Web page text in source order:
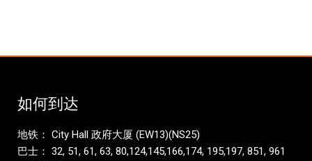
如何到达
地铁： City Hall 政府大厦 (EW13)(NS25)
巴士： 32, 51, 61, 63, 80,124,145,166,174, 195,197, 851, 961